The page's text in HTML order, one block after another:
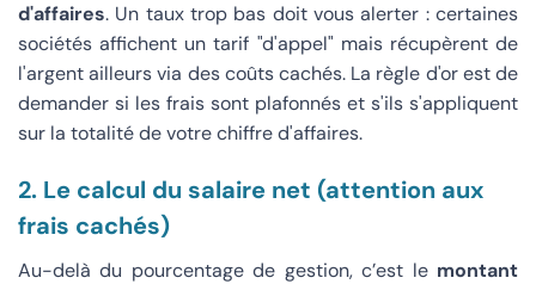
d'affaires. Un taux trop bas doit vous alerter : certaines
sociétés affichent un tarif "d'appel" mais récupèrent de
l'argent ailleurs via des coûts cachés. La règle d'or est de
demander si les frais sont plafonnés et s'ils s'appliquent
sur la totalité de votre chiffre d'affaires.
2. Le calcul du salaire net (attention aux
frais cachés)
Au-delà du pourcentage de gestion, c’est le montant